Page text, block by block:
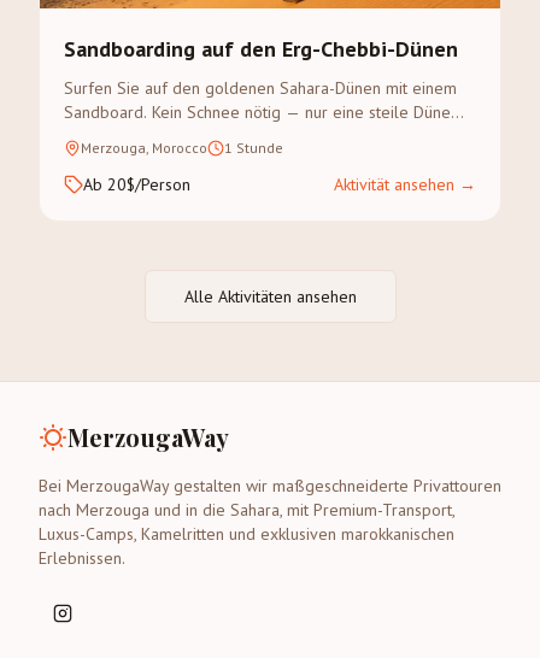
Sandboarding auf den Erg-Chebbi-Dünen
Surfen Sie auf den goldenen Sahara-Dünen mit einem
Sandboard. Kein Schnee nötig — nur eine steile Düne
und Abenteuerlust.
Merzouga, Morocco 1 Stunde
Ab 20$/Person Aktivität ansehen →
Alle Aktivitäten ansehen
MerzougaWay
Bei MerzougaWay gestalten wir maßgeschneiderte Privattouren
nach Merzouga und in die Sahara, mit Premium-Transport,
Luxus-Camps, Kamelritten und exklusiven marokkanischen
Erlebnissen.